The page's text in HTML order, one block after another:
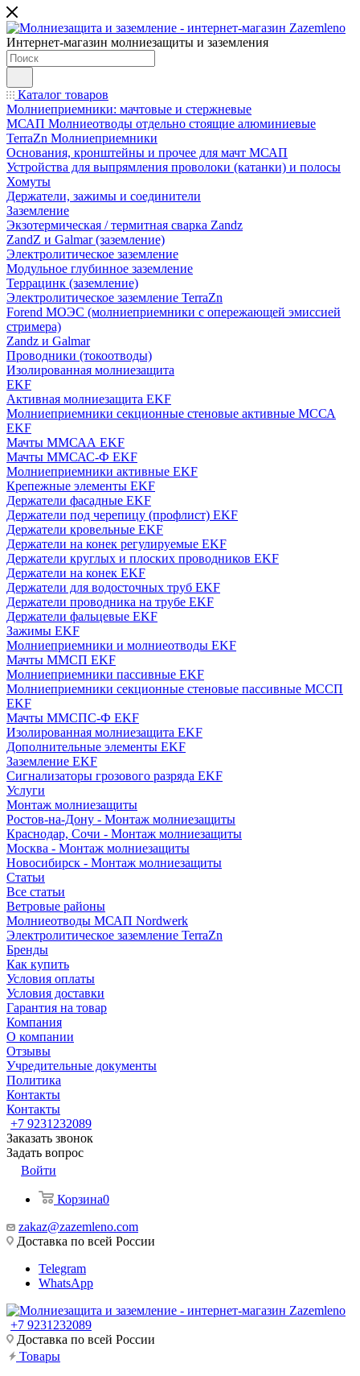
Интернет-магазин молниезащиты и заземления
Каталог товаров
Молниеприемники: мачтовые и стержневые
МСАП Молниеотводы отдельно стоящие алюминиевые
TerraZn Молниеприемники
Основания, кронштейны и прочее для мачт МСАП
Устройства для выпрямления проволоки (катанки) и полосы
Хомуты
Держатели, зажимы и соединители
Заземление
Экзотермическая / термитная сварка Zandz
ZandZ и Galmar (заземление)
Электролитическое заземление
Модульное глубинное заземление
Террацинк (заземление)
Электролитическое заземление TerraZn
Forend МОЭС (молниеприемники с опережающей эмиссией
стримера)
Zandz и Galmar
Проводники (токоотводы)
Изолированная молниезащита
EKF
Активная молниезащита EKF
Молниеприемники секционные стеновые активные МССА
EKF
Мачты ММСАА EKF
Мачты ММСАС-Ф EKF
Молниеприемники активные EKF
Крепежные элементы EKF
Держатели фасадные EKF
Держатели под черепицу (профлист) EKF
Держатели кровельные EKF
Держатели на конек регулируемые EKF
Держатели круглых и плоских проводников EKF
Держатели на конек EKF
Держатели для водосточных труб EKF
Держатели проводника на трубе EKF
Держатели фальцевые EKF
Зажимы EKF
Молниеприемники и молниеотводы EKF
Мачты ММСП EKF
Молниеприемники пассивные EKF
Молниеприемники секционные стеновые пассивные МССП
EKF
Мачты ММСПС-Ф EKF
Изолированная молниезащита EKF
Дополнительные элементы EKF
Заземление EKF
Сигнализаторы грозового разряда EKF
Услуги
Монтаж молниезащиты
Ростов-на-Дону - Монтаж молниезащиты
Краснодар, Сочи - Монтаж молниезащиты
Москва - Монтаж молниезащиты
Новосибирск - Монтаж молниезащиты
Статьи
Все статьи
Ветровые районы
Молниеотводы МСАП Nordwerk
Электролитическое заземление TerraZn
Бренды
Как купить
Условия оплаты
Условия доставки
Гарантия на товар
Компания
О компании
Отзывы
Учредительные документы
Политика
Контакты
Контакты
+7 9231232089
Заказать звонок
Задать вопрос
Войти
Корзина0
zakaz@zazemleno.com
Доставка по всей России
Telegram
WhatsApp
+7 9231232089
Доставка по всей России
Товары